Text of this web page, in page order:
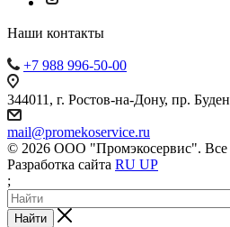
Наши контакты
+7 988 996-50-00
344011, г. Ростов-на-Дону, пр.
mail@promekoservice.ru
© 2026 ООО "Промэкосервис". Все
Разработка сайта RU UP
;
Найти